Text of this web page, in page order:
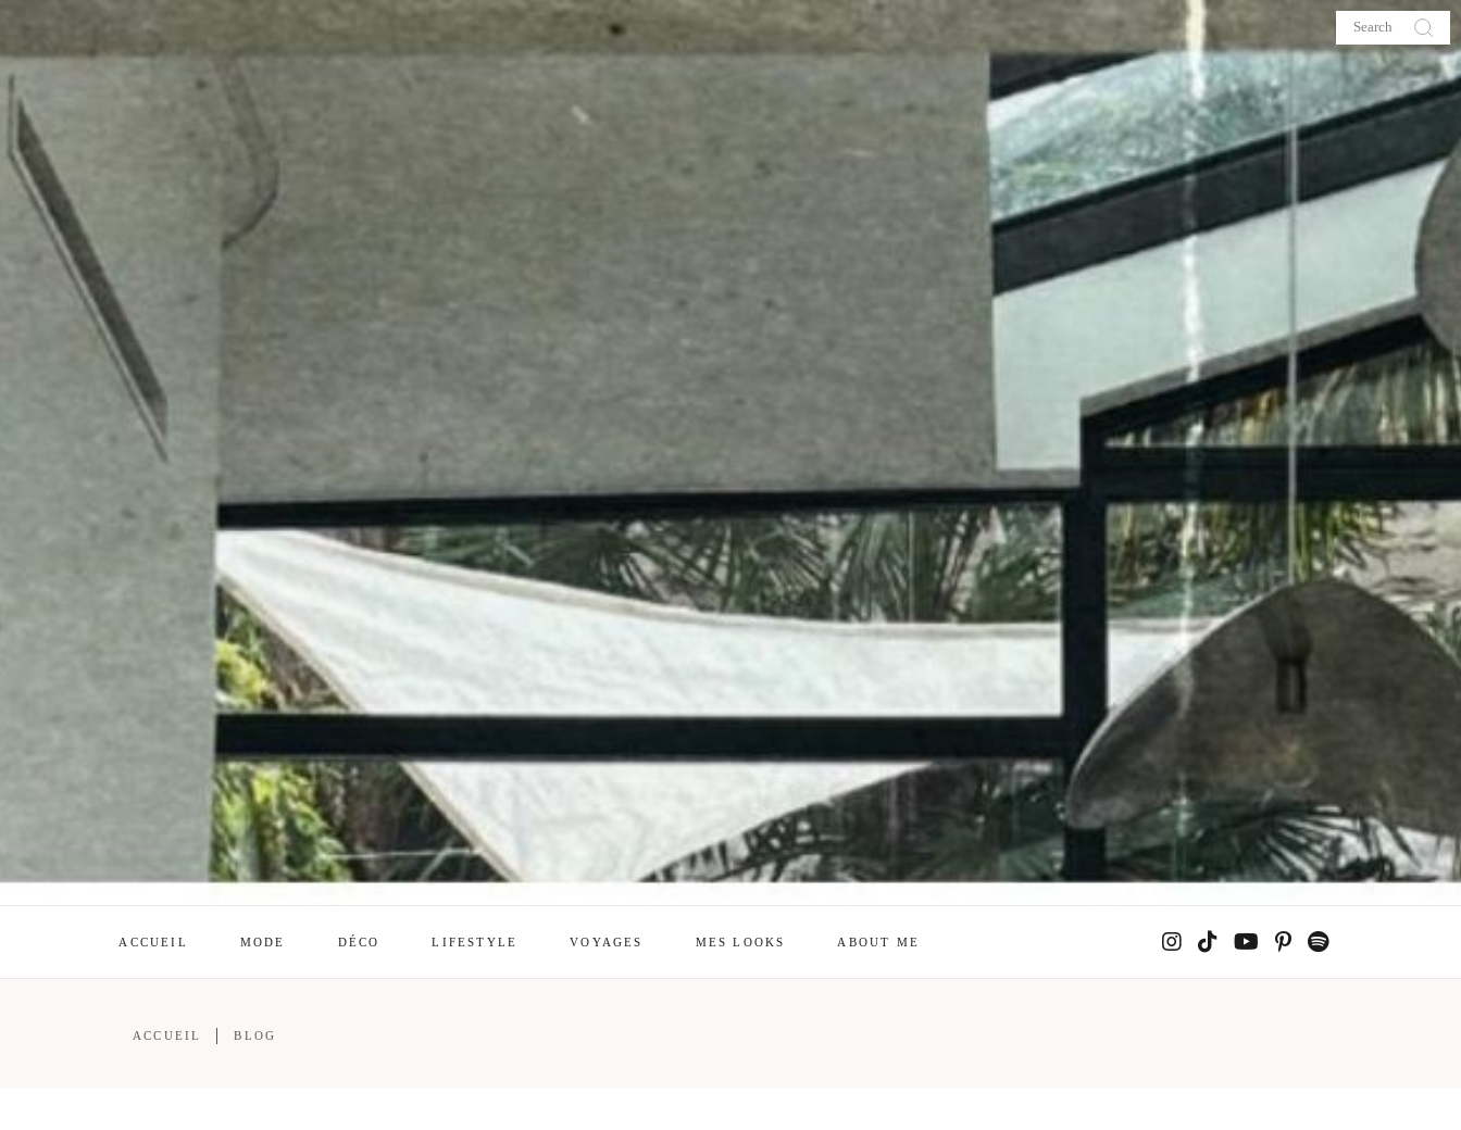
ACCUEIL MODE DÉCO LIFESTYLE VOYAGES MES LOOKS ABOUT ME
amazon shop
About me
Galehia
Voilà Beauté
ACCUEIL BLOG